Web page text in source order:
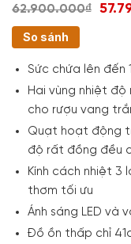
62.900.000₫
So sánh
Sức chứa lên đến
Hai vùng nhiệt
cho rượu vang
Quạt hoạt động
độ rất đồng đều
Kính cách nhiệt 3
thơm tối ưu
Ánh sáng LED và
Đồ ồn thấp chỉ